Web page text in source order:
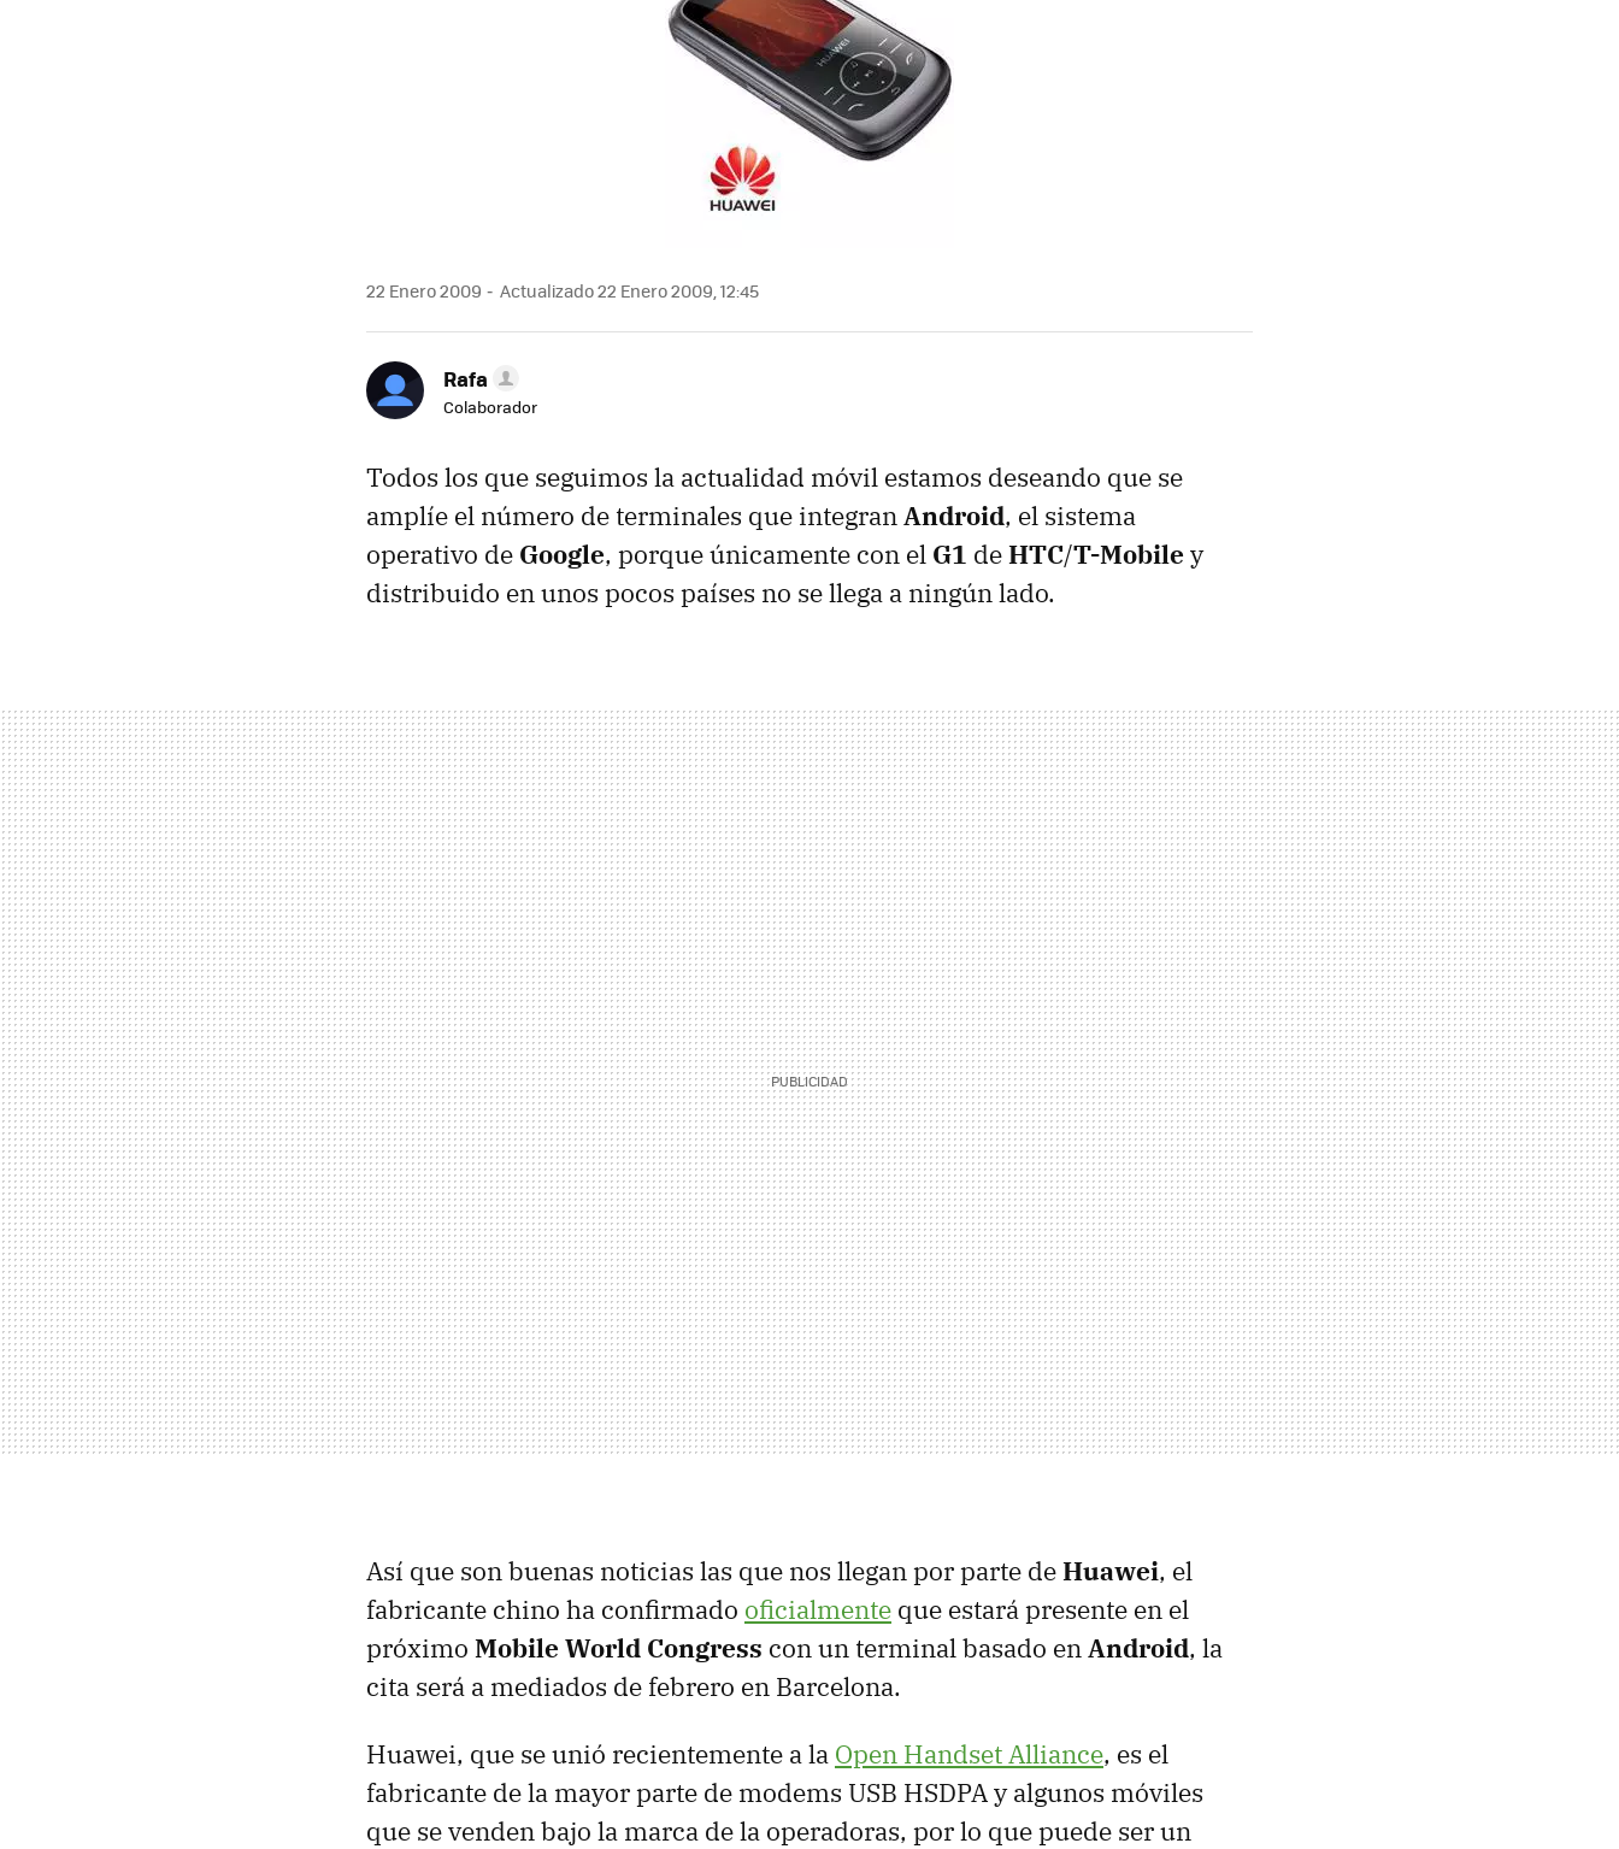
22 Enero 2009 Actualizado 22 Enero 2009, 12:45
Rafa
Colaborador
Todos los que seguimos la actualidad móvil estamos deseando que se
amplíe el número de terminales que integranAndroid, el sistema
operativo de Google, porque únicamente con el G1 deHTC/T-Mobile y
distribuido en unos pocos países no se llega a ningún lado.
Así que son buenas noticias las que nos llegan por parte deHuawei, el
fabricante chino ha confirmado oficialmente que estará presente en el
próximo Mobile World Congress con un terminal basado enAndroid, la
cita será a mediados de febrero en Barcelona.
Huawei, que se unió recientemente a la Open Handset Alliance, es el
fabricante de la mayor parte de modems USB HSDPAy algunos móviles
que se venden bajo la marca de la operadoras, por lo que puede ser un